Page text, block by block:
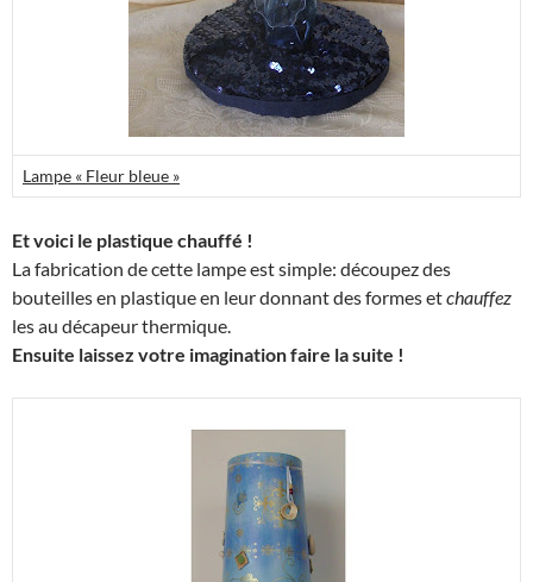
Lampe « Fleur bleue »
Et voici le plastique chauffé !
La fabrication de cette lampe est simple: découpez des
bouteilles en plastique en leur donnant des formes etchauffez
les au décapeur thermique.
Ensuite laissez votre imagination faire la suite !